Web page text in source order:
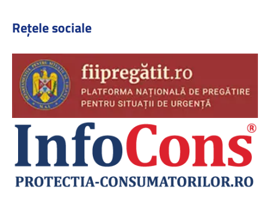
Rețele sociale